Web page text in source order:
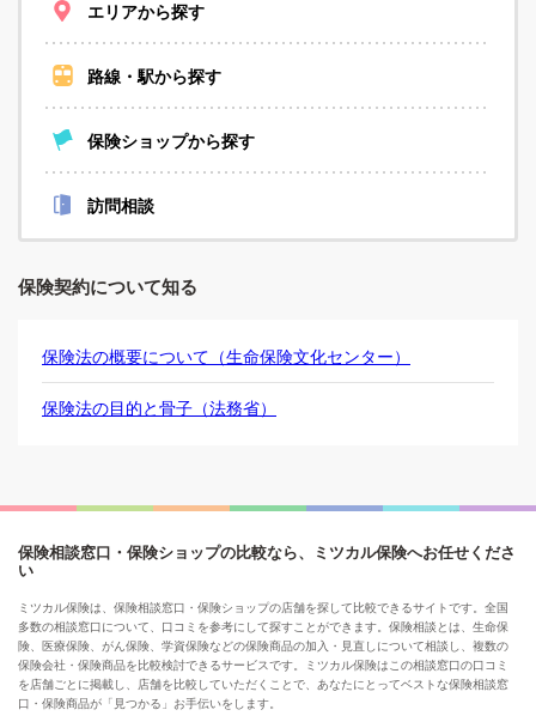
エリアから探す
路線・駅から探す
保険ショップから探す
訪問相談
保険契約について知る
保険法の概要について（生命保険文化センター）
保険法の目的と骨子（法務省）
保険相談窓口・保険ショップの比較なら、ミツカル保険へお任せくださ
い
ミツカル保険は、保険相談窓口・保険ショップの店舗を探して比較できるサイトです。全国
多数の相談窓口について、口コミを参考にして探すことができます。保険相談とは、生命保
険、医療保険、がん保険、学資保険などの保険商品の加入・見直しについて相談し、複数の
保険会社・保険商品を比較検討できるサービスです。ミツカル保険はこの相談窓口の口コミ
を店舗ごとに掲載し、店舗を比較していただくことで、あなたにとってベストな保険相談窓
口・保険商品が「見つかる」お手伝いをします。